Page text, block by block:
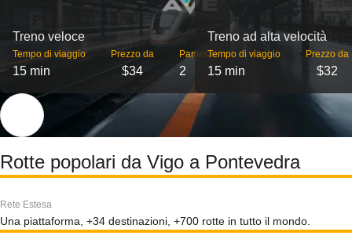
Treno veloce
Tempo di viaggio
15 min
Prezzo da
$34
Partenze
2
Treno ad alta velocità
Tempo di viaggio
15 min
Prezzo da
$32
Rotte popolari da Vigo a Pontevedra
Rete Estesa
Una piattaforma, +34 destinazioni, +700 rotte in tutto il mondo.